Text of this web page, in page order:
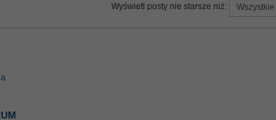
Wyświetl posty nie starsze niż: